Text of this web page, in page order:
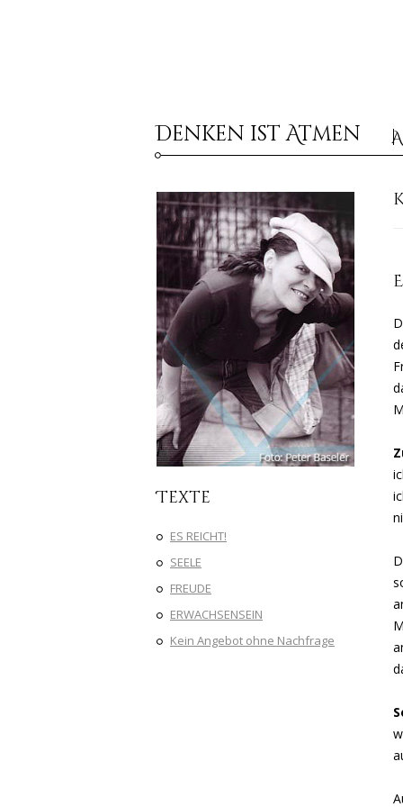
Denken ist Atmen
Texte
ES REICHT!
SEELE
FREUDE
ERWACHSENSEIN
Kein Angebot ohne Nachfrage